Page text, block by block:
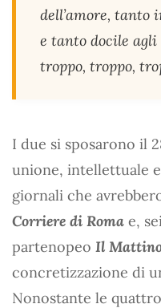
dell’amore, tanto
e tanto docile
troppo, troppo,
I due si sposarono il
unione, intellettuale
giornali che
Corriere di Roma e,
partenopeo Il
concretizzazione di
Nonostante le